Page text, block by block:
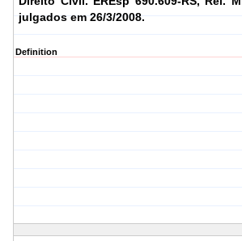
julgados em 26/3/2008.
Definition